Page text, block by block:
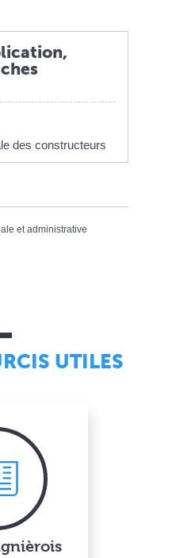
des constructeurs
et administrative
UTILES